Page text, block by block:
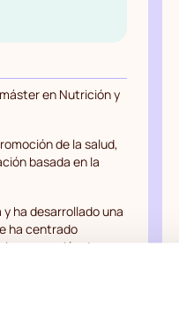
en Nutrición y
de la salud,
basada en la
ha desarrollado una
ha centrado
prevención de
de
en proyectos de